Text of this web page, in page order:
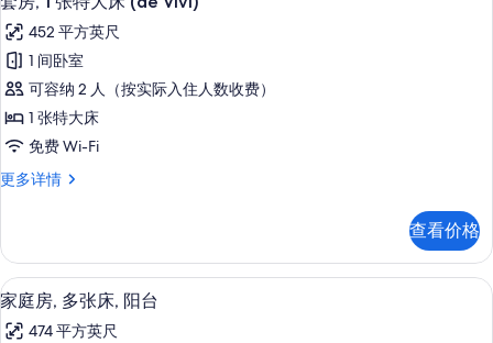
照
片
多
信
息
示
套
房,
1
张
特
大
(de
Vivi)
的
所
452 平方英尺
1 间卧室
可容纳 2 人（按实际入住人数收费）
1 张特大床
免费 Wi-Fi
更多详情
套
特
大
床
(de
Vivi)
查看价格
显
示
15
家庭房, 多张床, 阳台
474 平方英尺